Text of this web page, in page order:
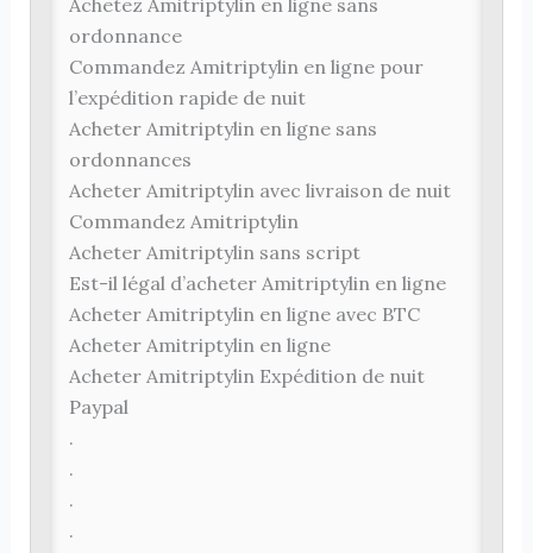
ordonnance
Commandez Amitriptylin en ligne pour
l’expédition rapide de nuit
Acheter Amitriptylin en ligne sans
ordonnances
Acheter Amitriptylin avec livraison de nuit
Commandez Amitriptylin
Acheter Amitriptylin sans script
Est-il légal d’acheter Amitriptylin en ligne
Acheter Amitriptylin en ligne avec BTC
Acheter Amitriptylin en ligne
Acheter Amitriptylin Expédition de nuit
Paypal
.
.
.
.